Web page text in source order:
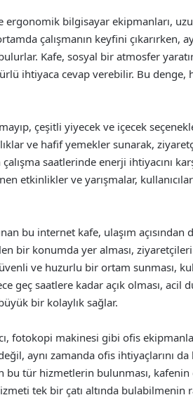
ergonomik bilgisayar ekipmanları,
çalışmanın keyfini çıkarırken,
Kafe, sosyal bir atmosfer
ihtiyaca cevap verebilir. Bu denge,
çeşitli yiyecek ve içecek
ve hafif yemekler sunarak,
saatlerinde enerji ihtiyacını
etkinlikler ve yarışmalar,
bu internet kafe, ulaşım açısından
bir konumda yer alması,
ve huzurlu bir ortam sunması,
geç saatlere kadar açık olması, acil
bir kolaylık sağlar.
fotokopi makinesi gibi ofis
aynı zamanda ofis ihtiyaçlarını da
bu tür hizmetlerin bulunması, kafenin
tek bir çatı altında bulabilmenin